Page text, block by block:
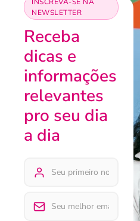
NEWSLETTER
Receba
dicas e
informações
relevantes
pro seu dia
a dia